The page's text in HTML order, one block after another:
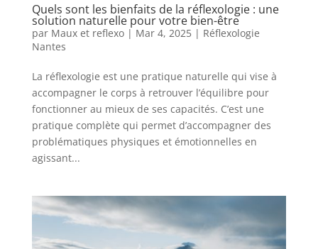
Quels sont les bienfaits de la réflexologie : une
solution naturelle pour votre bien-être
par Maux et reflexo| Mar 4, 2025| Réflexologie
Nantes
La réflexologie est une pratique naturelle qui vise à
accompagner le corps à retrouver l’équilibre pour
fonctionner au mieux de ses capacités. C’est une
pratique complète qui permet d’accompagner des
problématiques physiques et émotionnelles en
agissant...